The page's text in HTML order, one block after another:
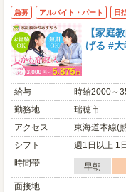
急募 アルバイト・パート 日
【家庭
げる #
給与
時給2000～
勤務地
瑞穂市
アクセス
東海道本線(
シフト
週1日以上 1
時間帯
早朝
面接地